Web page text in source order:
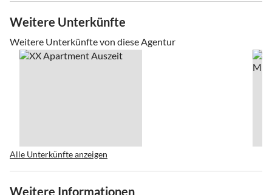
Weitere Unterkünfte
Weitere Unterkünfte von diese Agentur
Alle Unterkünfte anzeigen
Weitere Informationen